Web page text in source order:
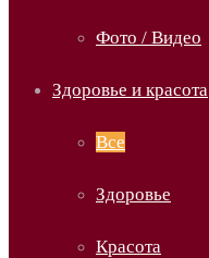
Фото / Видео
Здоровье и красота
Все
Здоровье
Красота